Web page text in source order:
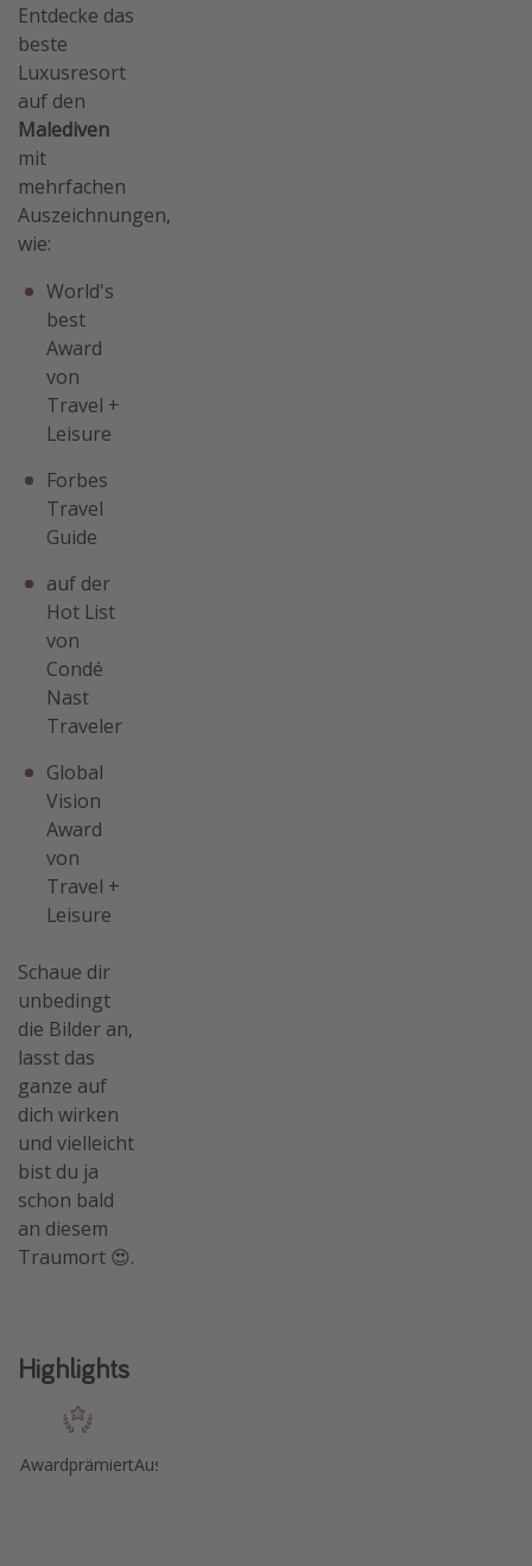
Entdecke das
beste
Luxusresort
auf den
Malediven
mit
mehrfachen
Auszeichnungen,
wie:
World's
best
Award
von
Travel +
Leisure
Forbes
Travel
Guide
auf der
Hot List
von
Condé
Nast
Traveler
Global
Vision
Award
von
Travel +
Leisure
Schaue dir
unbedingt
die Bilder an,
lasst das
ganze auf
dich wirken
und vielleicht
bist du ja
schon bald
an diesem
Traumort 😍.
Highlights
AwardprämiertAusgezeichnetes